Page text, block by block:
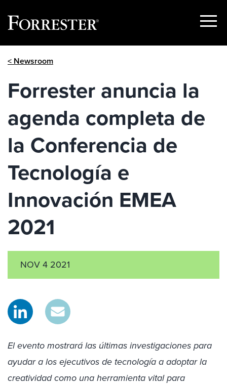
Show
< Newsroom
Forrester anuncia la
agenda completa de
la Conferencia de
Tecnología e
Innovación EMEA
2021
NOV 4 2021
El evento mostrará las últimas investigaciones para
ayudar a los ejecutivos de tecnología a adoptar la
creatividad como una herramienta vital para